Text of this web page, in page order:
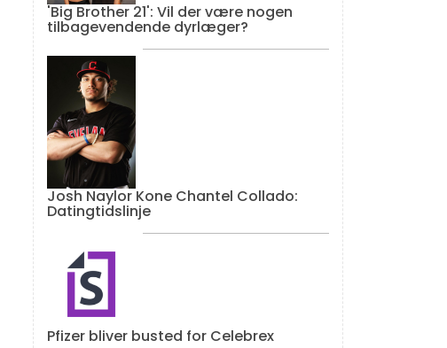
'Big Brother 21': Vil der være nogen
tilbagevendende dyrlæger?
Josh Naylor Kone Chantel Collado:
Datingtidslinje
Pfizer bliver busted for Celebrex